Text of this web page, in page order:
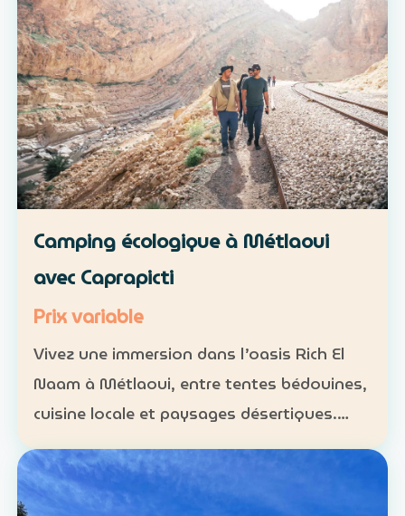
2026 : complet…
Camping écologique à Métlaoui
avec Caprapicti
Prix variable
Vivez une immersion dans l’oasis Rich El
Naam à Métlaoui, entre tentes bédouines,
cuisine locale et paysages désertiques.
Hébergement : tentes traditionnelles ou
formules sur mesure Activités : camping,
randonnées, gas…